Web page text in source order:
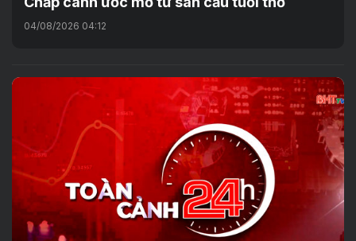
04/08/2026 04:12